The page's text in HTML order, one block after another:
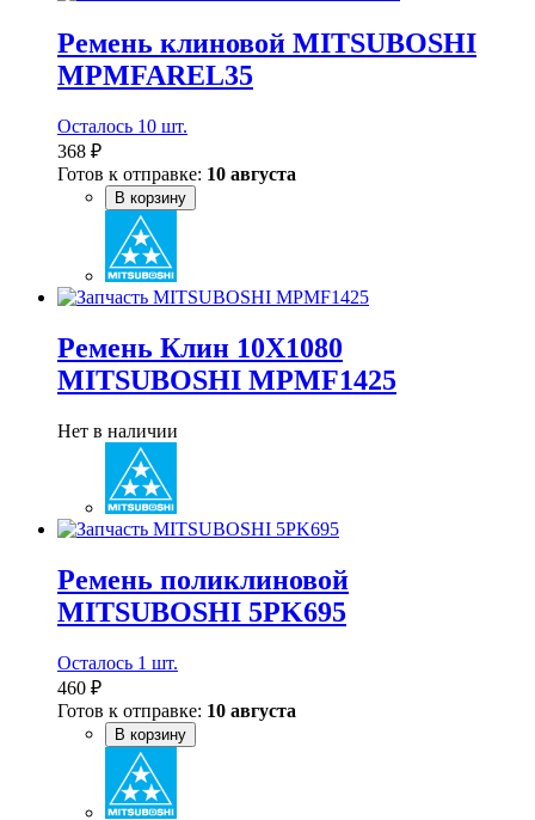
Ремень клиновой MITSUBOSHI
MPMFAREL35
Осталось 10 шт.
368 ₽
Готов к отправке: 10 августа
В корзину
Ремень Клин 10X1080
MITSUBOSHI MPMF1425
Нет в наличии
Ремень поликлиновой
MITSUBOSHI 5PK695
Осталось 1 шт.
460 ₽
Готов к отправке: 10 августа
В корзину